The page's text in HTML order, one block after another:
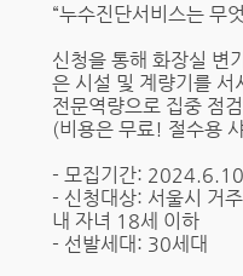
“누수진단서비스는 무
신청을 통해 화장실 변
은 시설 및 계량기를 서
전문역량으로 집중 점
(비용은 무료! 절수용
- 모집기간:
- 신청대상: 서울시 거
내 자녀 18세 이하
- 선발세대: 30세대